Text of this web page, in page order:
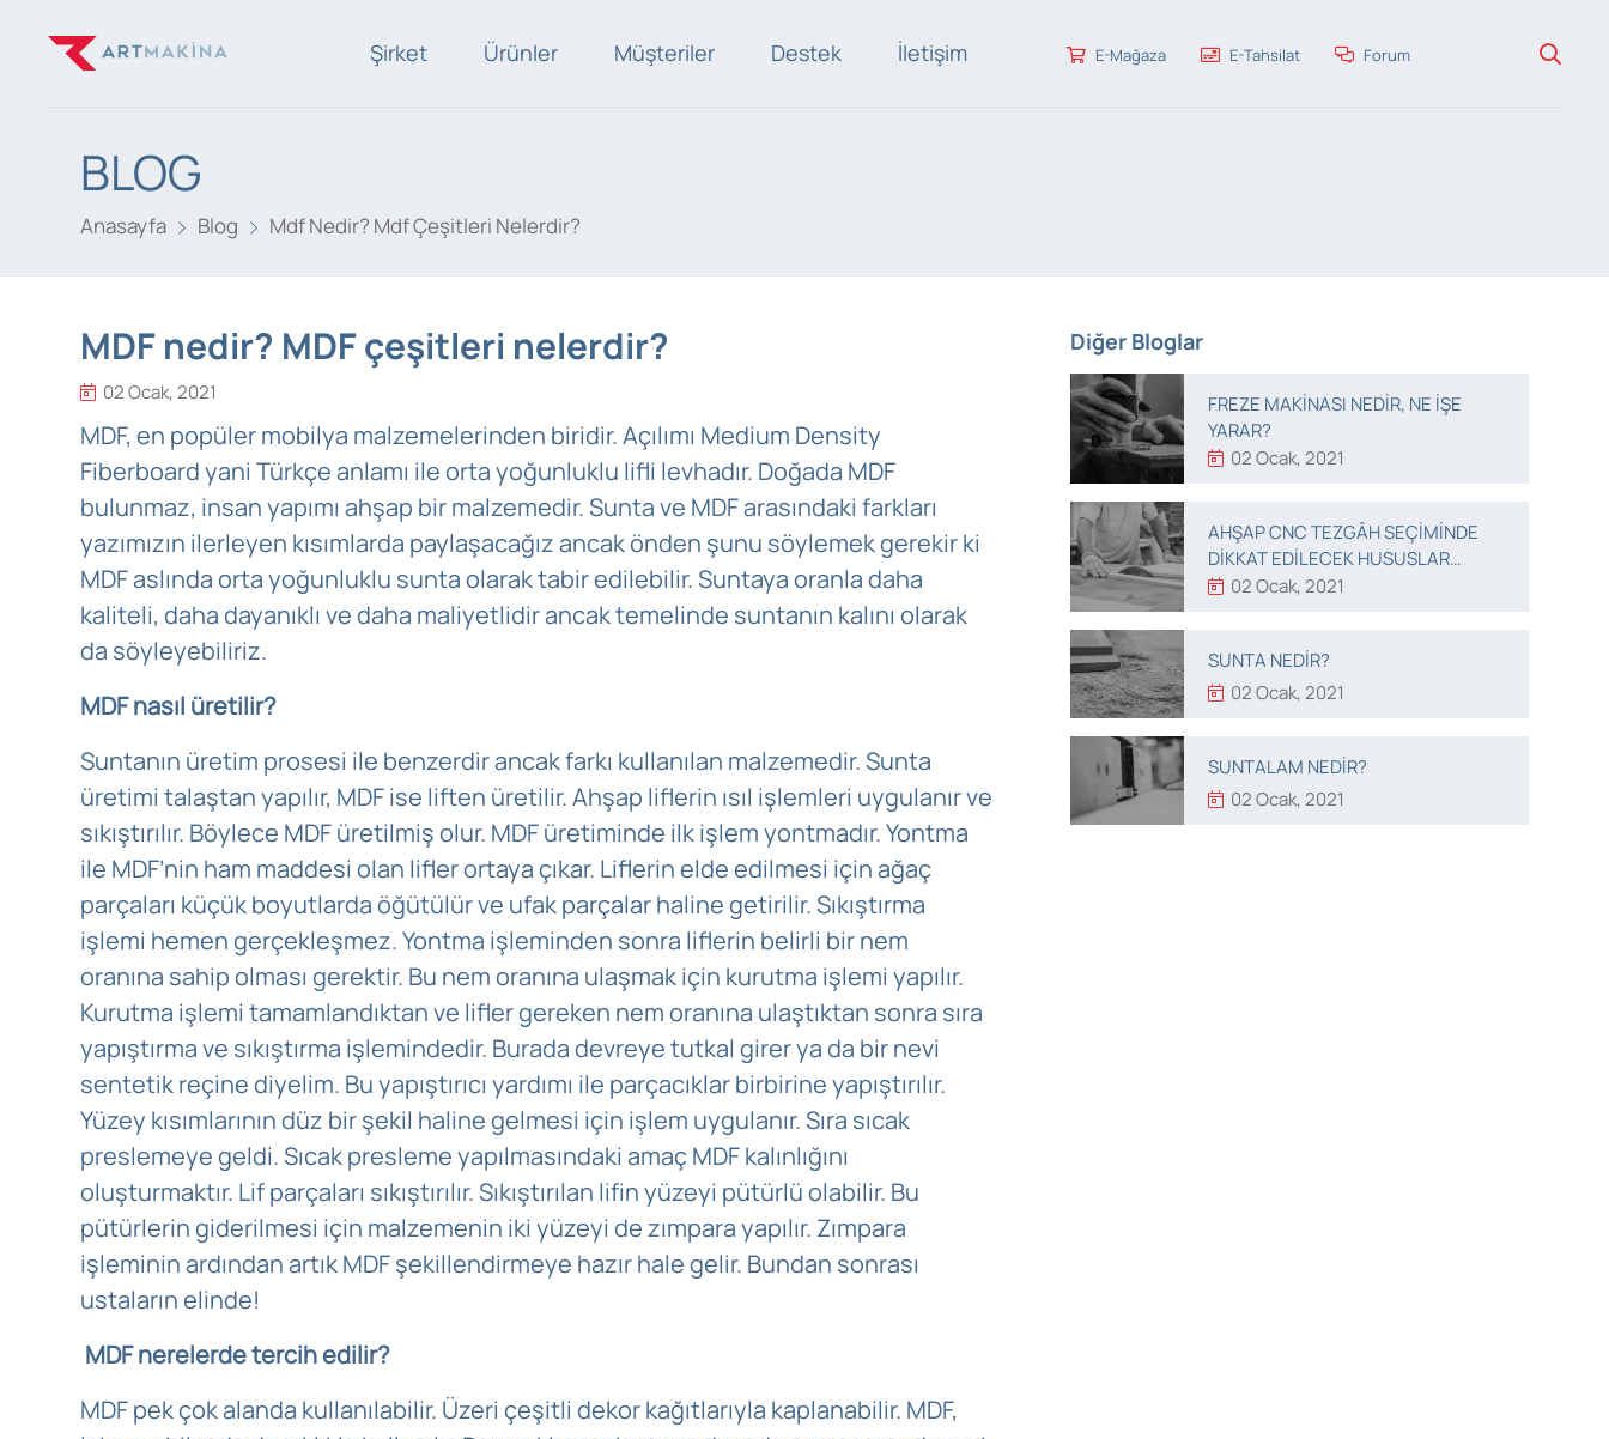
Şirket Ürünler Müşteriler Destek İletişim E-Mağaza E-Tahsilat Forum
BLOG
Anasayfa Blog Mdf Nedir? Mdf Çeşitleri Nelerdir?
MDF nedir? MDF çeşitleri nelerdir?
02 Ocak, 2021
MDF, en popüler mobilya malzemelerinden biridir. Açılımı Medium Density
Fiberboard yani Türkçe anlamı ile orta yoğunluklu lifli levhadır. Doğada MDF
bulunmaz, insan yapımı ahşap bir malzemedir. Sunta ve MDF arasındaki farkları
yazımızın ilerleyen kısımlarda paylaşacağız ancak önden şunu söylemek gerekir ki
MDF aslında orta yoğunluklu sunta olarak tabir edilebilir. Suntaya oranla daha
kaliteli, daha dayanıklı ve daha maliyetlidir ancak temelinde suntanın kalını olarak
da söyleyebiliriz.
MDF nasıl üretilir?
Suntanın üretim prosesi ile benzerdir ancak farkı kullanılan malzemedir. Sunta
üretimi talaştan yapılır, MDF ise liften üretilir. Ahşap liflerin ısıl işlemleri uygulanır ve
sıkıştırılır. Böylece MDF üretilmiş olur. MDF üretiminde ilk işlem yontmadır. Yontma
ile MDF’nin ham maddesi olan lifler ortaya çıkar. Liflerin elde edilmesi için ağaç
parçaları küçük boyutlarda öğütülür ve ufak parçalar haline getirilir. Sıkıştırma
işlemi hemen gerçekleşmez. Yontma işleminden sonra liflerin belirli bir nem
oranına sahip olması gerektir. Bu nem oranına ulaşmak için kurutma işlemi yapılır.
Kurutma işlemi tamamlandıktan ve lifler gereken nem oranına ulaştıktan sonra sıra
yapıştırma ve sıkıştırma işlemindedir. Burada devreye tutkal girer ya da bir nevi
sentetik reçine diyelim. Bu yapıştırıcı yardımı ile parçacıklar birbirine yapıştırılır.
Yüzey kısımlarının düz bir şekil haline gelmesi için işlem uygulanır. Sıra sıcak
preslemeye geldi. Sıcak presleme yapılmasındaki amaç MDF kalınlığını
oluşturmaktır. Lif parçaları sıkıştırılır. Sıkıştırılan lifin yüzeyi pütürlü olabilir. Bu
pütürlerin giderilmesi için malzemenin iki yüzeyi de zımpara yapılır. Zımpara
işleminin ardından artık MDF şekillendirmeye hazır hale gelir. Bundan sonrası
ustaların elinde!
MDF nerelerde tercih edilir?
MDF pek çok alanda kullanılabilir. Üzeri çeşitli dekor kağıtlarıyla kaplanabilir. MDF,
Diğer Bloglar
FREZE MAKINASI NEDIR, NE IŞE
YARAR?
02 Ocak, 2021
AHŞAP CNC TEZGÂH SEÇIMINDE
DIKKAT EDILECEK HUSUSLAR
NELERDIR?
02 Ocak, 2021
SUNTA NEDIR?
02 Ocak, 2021
SUNTALAM NEDIR?
02 Ocak, 2021